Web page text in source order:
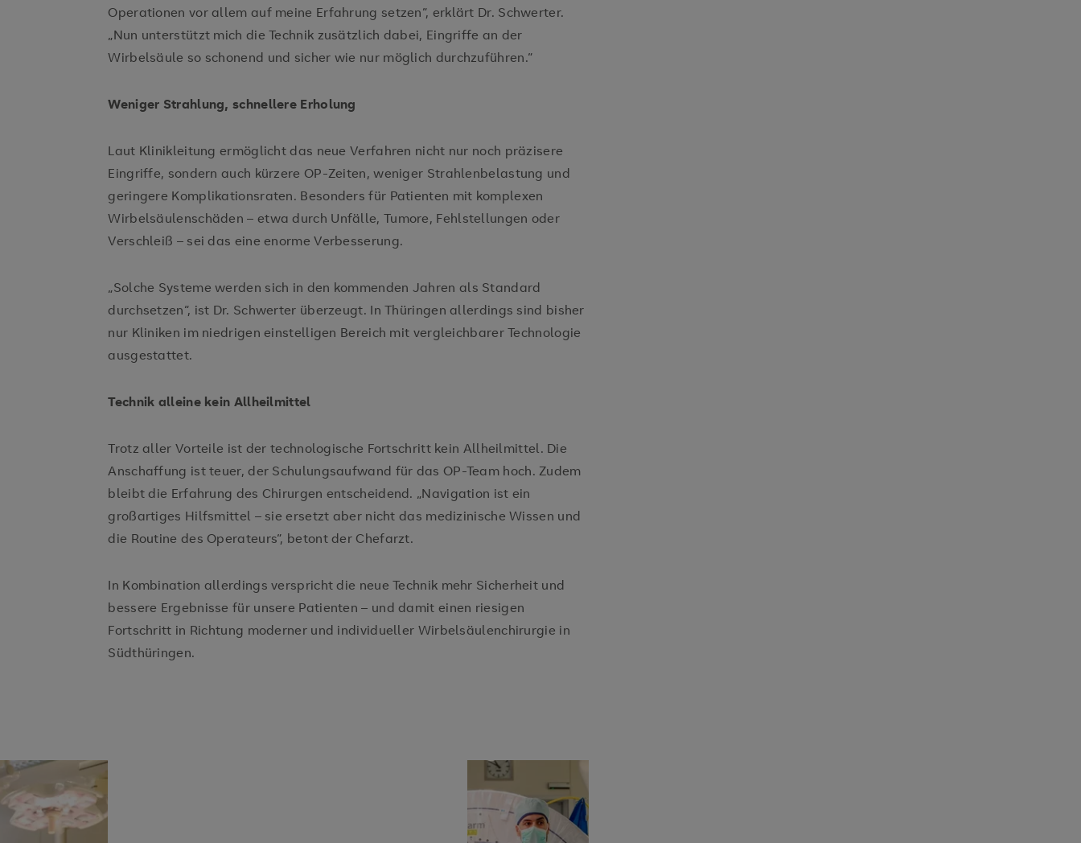
Operationen vor allem auf meine Erfahrung setzen“, erklärt Dr. Schwerter.
„Nun unterstützt mich die Technik zusätzlich dabei, Eingriffe an der
Wirbelsäule so schonend und sicher wie nur möglich durchzuführen.“
Weniger Strahlung, schnellere Erholung
Laut Klinikleitung ermöglicht das neue Verfahren nicht nur noch präzisere
Eingriffe, sondern auch kürzere OP-Zeiten, weniger Strahlenbelastung und
geringere Komplikationsraten. Besonders für Patienten mit komplexen
Wirbelsäulenschäden – etwa durch Unfälle, Tumore, Fehlstellungen oder
Verschleiß – sei das eine enorme Verbesserung.
„Solche Systeme werden sich in den kommenden Jahren als Standard
durchsetzen“, ist Dr. Schwerter überzeugt. In Thüringen allerdings sind bisher
nur Kliniken im niedrigen einstelligen Bereich mit vergleichbarer Technologie
ausgestattet.
Technik alleine kein Allheilmittel
Trotz aller Vorteile ist der technologische Fortschritt kein Allheilmittel. Die
Anschaffung ist teuer, der Schulungsaufwand für das OP-Team hoch. Zudem
bleibt die Erfahrung des Chirurgen entscheidend. „Navigation ist ein
großartiges Hilfsmittel – sie ersetzt aber nicht das medizinische Wissen und
die Routine des Operateurs“, betont der Chefarzt.
In Kombination allerdings verspricht die neue Technik mehr Sicherheit und
bessere Ergebnisse für unsere Patienten – und damit einen riesigen
Fortschritt in Richtung moderner und individueller Wirbelsäulenchirurgie in
Südthüringen.